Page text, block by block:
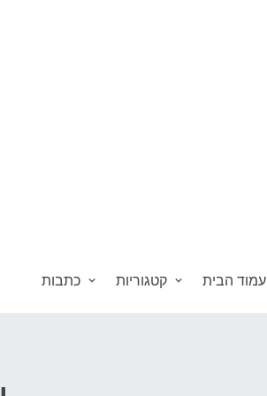
כתבות קטגוריות עמוד הבית